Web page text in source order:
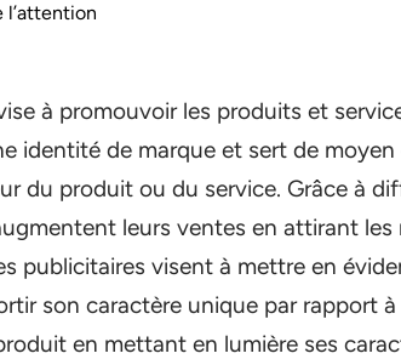
l’attention
à promouvoir les produits et
identité de marque et sert de
du produit ou du service. Grâce à
leurs ventes en attirant
publicitaires visent à mettre en
son caractère unique par rapport
en mettant en lumière ses